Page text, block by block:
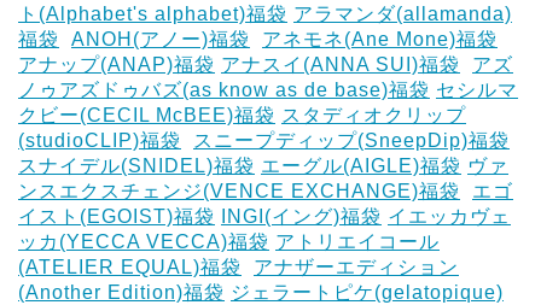
ト(Alphabet's alphabet)福袋 アラマンダ(allamanda)
福袋
ANOH(アノー)福袋
アネモネ(Ane Mone)福袋
アナップ(ANAP)福袋 アナスイ(ANNA SUI)福袋
アズ
ノゥアズドゥバズ(as know as de base)福袋 セシルマ
クビー(CECIL McBEE)福袋 スタディオクリップ
(studioCLIP)福袋
スニープディップ(SneepDip)福袋
スナイデル(SNIDEL)福袋 エーグル(AIGLE)福袋 ‎ヴァ
ンスエクスチェンジ(VENCE EXCHANGE)福袋
エゴ
イスト(EGOIST)福袋
‎INGI(イング)福袋 イエッカヴェ
ッカ(YECCA VECCA)福袋 アトリエイコール
(ATELIER EQUAL)福袋
アナザーエディション
(Another Edition)福袋 ジェラートピケ(gelatopique)